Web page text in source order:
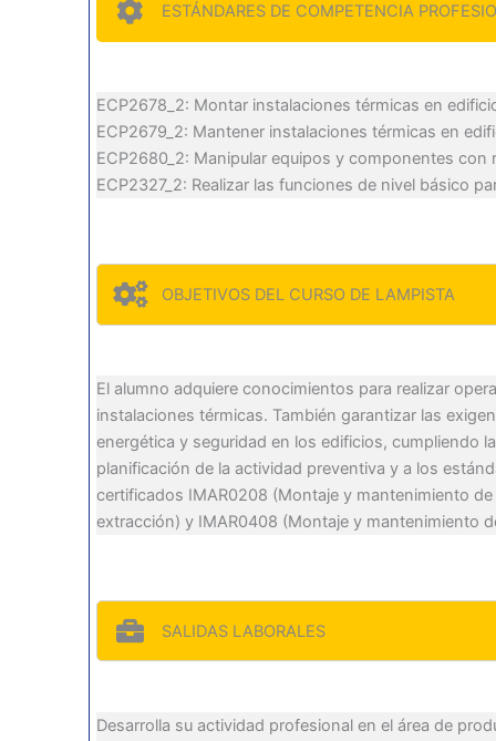
ESTÁNDARES DE COMPETENCIA
ECP2678_2: Montar instalaciones térmicas en
ECP2679_2: Mantener instalaciones térmicas en
ECP2680_2: Manipular equipos y componentes
ECP2327_2: Realizar las funciones de nivel básico
OBJETIVOS DEL CURSO DE LAMPISTA
El alumno adquiere conocimientos para realizar
instalaciones térmicas. También garantizar las
energética y seguridad en los edificios, cumpliendo
planificación de la actividad preventiva y a los
certificados IMAR0208 (Montaje y mantenimiento
extracción) y IMAR0408 (Montaje y mantenimiento
SALIDAS LABORALES
Desarrolla su actividad profesional en el área de